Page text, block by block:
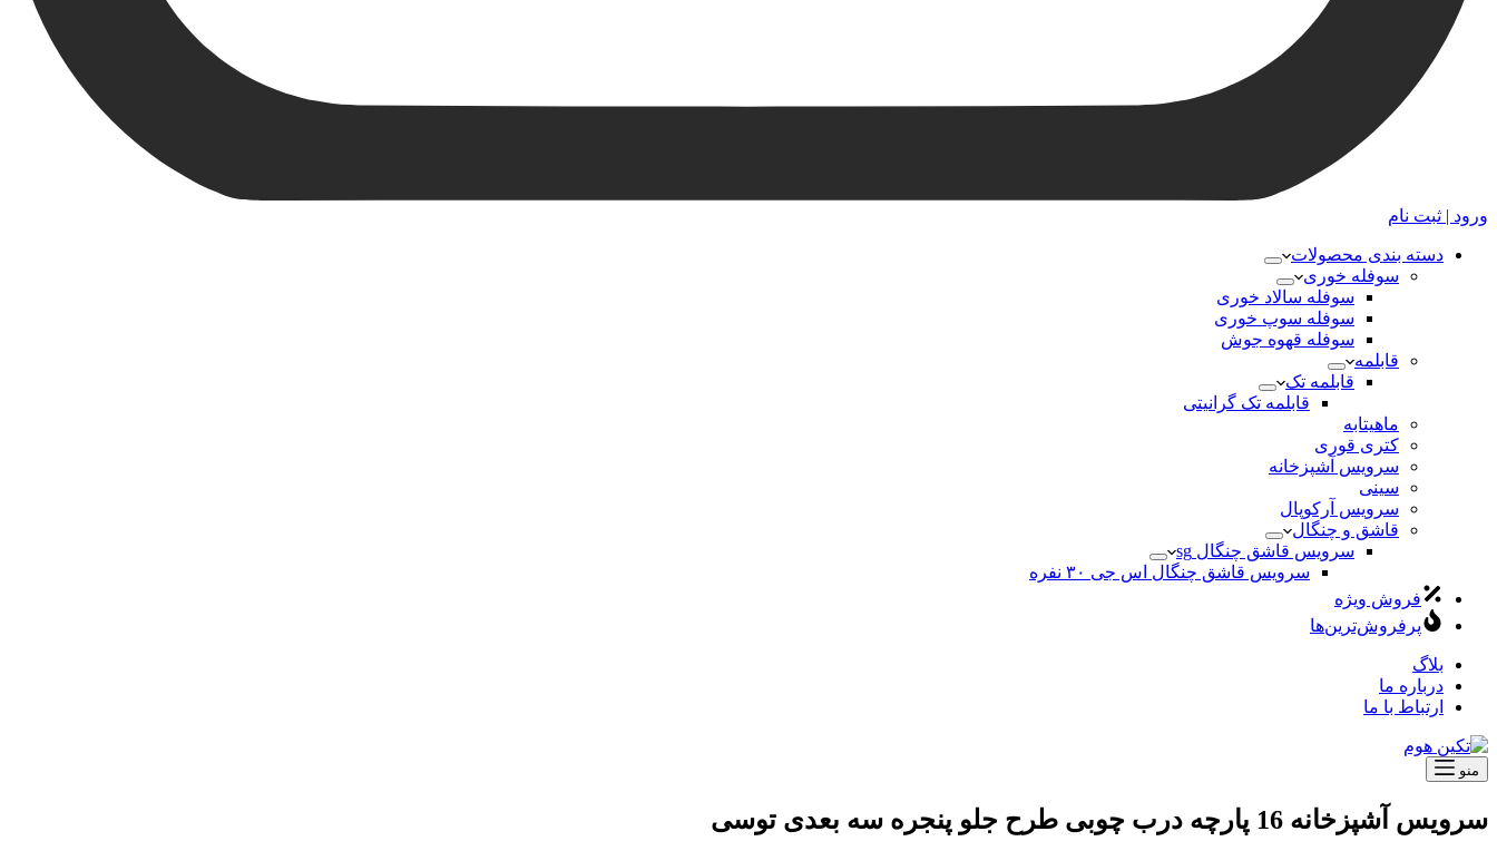
ورود | ثبت نام
دسته بندی محصولات
سوفله خوری
سوفله سالاد خوری
سوفله سوپ خوری
سوفله قهوه جوش
قابلمه
قابلمه تک
قابلمه تک گرانیتی
ماهیتابه
کتری قوری
سرویس آشپزخانه
سینی
سرویس آرکوپال
قاشق و چنگال
سرویس قاشق چنگال sg
سرویس قاشق چنگال اس جی ۳۰ نفره
فروش ویژه
پرفروش‌ترین‌ها
بلاگ
درباره ما
ارتباط با ما
منو
سرویس آشپزخانه 16 پارچه درب چوبی طرح جلو پنجره سه بعدی توسی